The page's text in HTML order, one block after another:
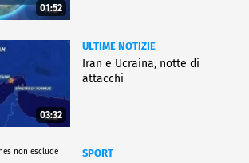
01:52
03:32
ULTIME NOTIZIE
Iran e Ucraina, notte di
attacchi
SPORT